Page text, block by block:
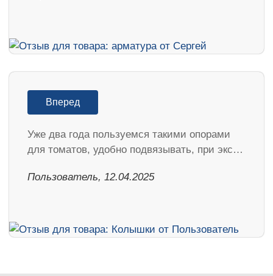
Вперед
Уже два года пользуемся такими опорами
для томатов, удобно подвязывать, при экс…
Пользователь, 12.04.2025